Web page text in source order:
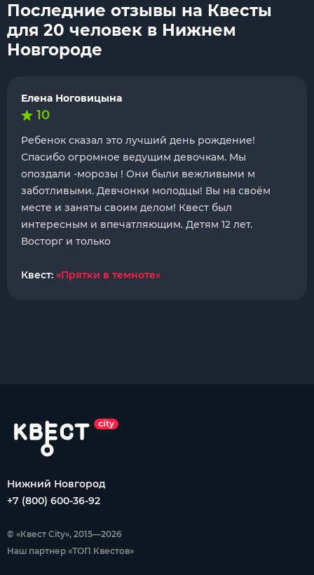
Последние отзывы на Квесты
для 20 человек в Нижнем
Новгороде
Елена Ноговицына
10
Ребенок сказал это лучший день рождение!
Спасибо огромное ведущим девочкам. Мы
опоздали -морозы ! Они были вежливыми м
заботливыми. Девчонки молодцы! Вы на своём
месте и заняты своим делом! Квест был
интересным и впечатляющим. Детям 12 лет.
Восторг и только
Квест: «Прятки в темноте»
Нижний Новгород
+7 (800) 600-36-92
© «Квест City», 2015—2026
Наш партнер «ТОП Квестов»